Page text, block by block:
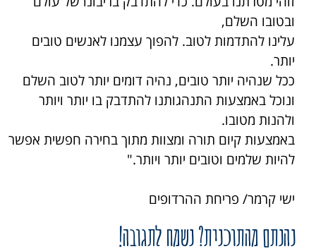
ובטובו השלם,
עלינו להתדמות לטוב. להפוך עצמנו לאנשים טובים
יותר.
ככל שנהיה יותר טובים, נהיה דומים יותר לטוב השלם
ונוכל באמצעות התנהגותנו להתדבק בו יותר ויותר
ולהנות מטובו.
באמצעות קיום תורה ומצוות מתוך בחירה חפשית אפשר
להיות שלמים וטובים יותר ויותר."
ישי קרמר/ פריחת ההרדופים
נהנתם מהתוכנית? נשמח לתגובה!